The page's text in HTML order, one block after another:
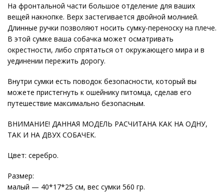
На фронтальной части большое отделение для ваших
вещей накнопке. Верх застегивается двойной молнией.
Длинные ручки позволяют носить сумку-переноску на плече.
В этой сумке ваша собачка может осматривать
окрестности, либо спрятаться от окружающего мира и в
уединении пережить дорогу.
Внутри сумки есть поводок безопасности, который вы
можете пристегнуть к ошейнику питомца, сделав его
путешествие максимально безопасным.
ВНИМАНИЕ! ДАННАЯ МОДЕЛЬ РАСЧИТАНА КАК НА ОДНУ,
ТАК И НА ДВУХ СОБАЧЕК.
Цвет: серебро.
Размер:
малый — 40*17*25 см, вес сумки 560 гр.